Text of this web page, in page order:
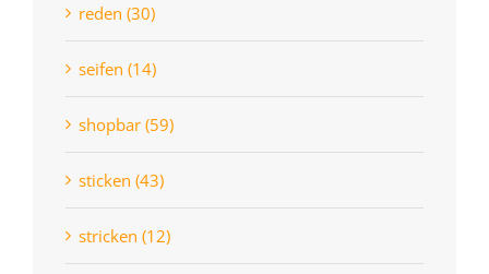
reden (30)
seifen (14)
shopbar (59)
sticken (43)
stricken (12)